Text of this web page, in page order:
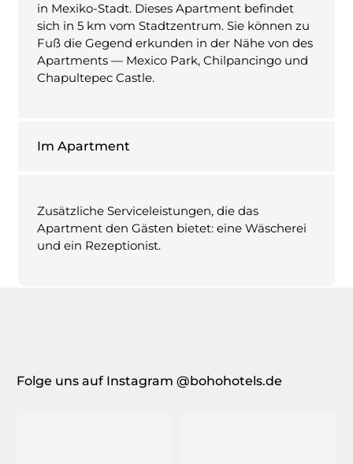
in Mexiko-Stadt. Dieses Apartment befindet
sich in 5 km vom Stadtzentrum. Sie können zu
Fuß die Gegend erkunden in der Nähe von des
Apartments — Mexico Park, Chilpancingo und
Chapultepec Castle.
Im Apartment
Zusätzliche Serviceleistungen, die das
Apartment den Gästen bietet: eine Wäscherei
und ein Rezeptionist.
Folge uns auf Instagram @bohohotels.de